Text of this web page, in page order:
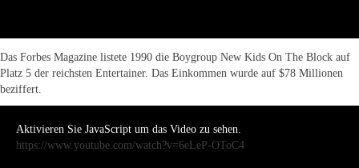
Das Forbes Magazine listete 1990 die Boygroup New Kids On The Block auf
Platz 5 der reichsten Entertainer. Das Einkommen wurde auf $78 Millionen
beziffert.
Aktivieren Sie JavaScript um das Video zu sehen.
https://www.youtube.com/watch?v=6eLeP-OToC4